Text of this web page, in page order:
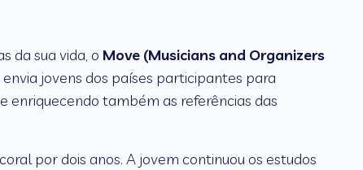
da sua vida, o Move (Musicians and Organizers
jovens dos países participantes para
enriquecendo também as referências das
por dois anos. A jovem continuou os estudos